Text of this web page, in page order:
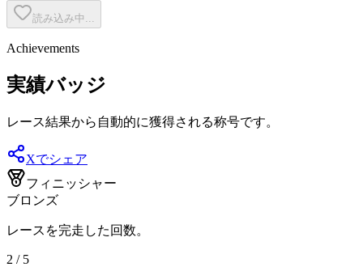
読み込み中...
Achievements
実績バッジ
レース結果から自動的に獲得される称号です。
Xでシェア
フィニッシャー
ブロンズ
レースを完走した回数。
2 / 5